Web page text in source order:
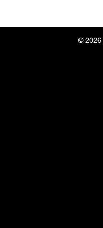
© 2026